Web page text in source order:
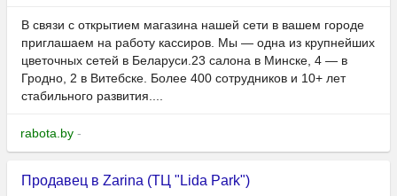
В связи с открытием магазина нашей сети в вашем городе
приглашаем на работу кассиров. Мы — одна из крупнейших
цветочных сетей в Беларуси.23 салона в Минске, 4 — в
Гродно, 2 в Витебске. Более 400 сотрудников и 10+ лет
стабильного развития....
rabota.by -
Продавец в Zarina (ТЦ "Lida Park")